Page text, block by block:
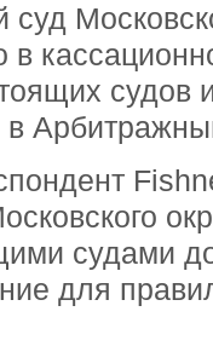
судов
в
судами
для